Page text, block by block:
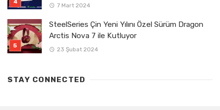
7 Mart 2024
SteelSeries Çin Yeni Yılını Özel Sürüm Dragon
Arctis Nova 7 ile Kutluyor
23 Şubat 2024
STAY CONNECTED